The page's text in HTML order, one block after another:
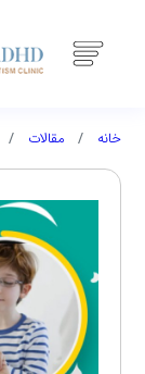
خانه مقالات